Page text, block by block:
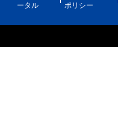
ータル
ポリシー